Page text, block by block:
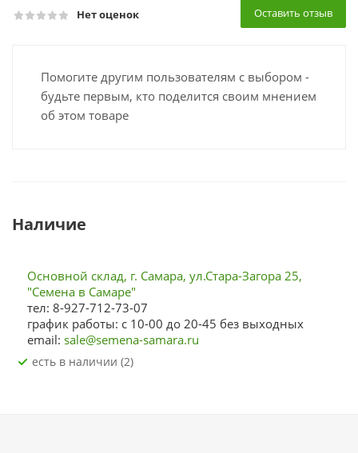
Нет оценок Оставить отзыв
Помогите другим пользователям с выбором -
будьте первым, кто поделится своим мнением
об этом товаре
Наличие
Основной склад, г. Самара, ул.Стара-Загора 25,
"Семена в Самаре"
тел: 8-927-712-73-07
график работы: с 10-00 до 20-45 без выходных
email: sale@semena-samara.ru
Есть в наличии (2)